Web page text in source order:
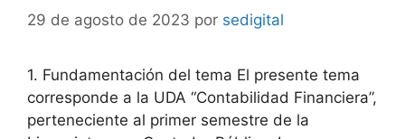
29 de agosto de 2023 por sedigital
1. Fundamentación del tema El presente tema
corresponde a la UDA “Contabilidad Financiera”,
perteneciente al primer semestre de la